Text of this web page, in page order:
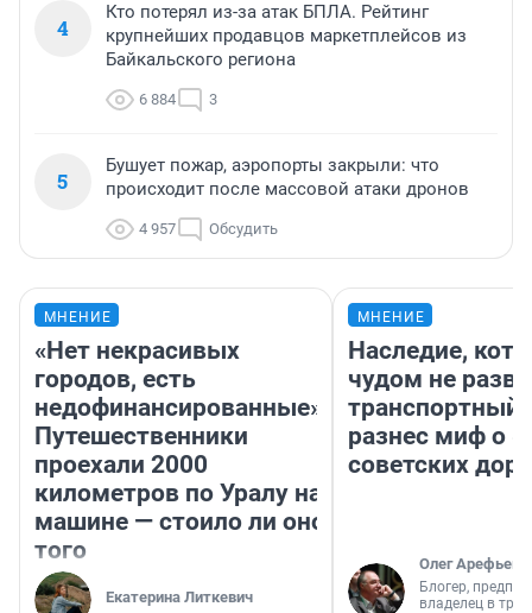
4
Кто потерял из-за атак БПЛА. Рейтинг
крупнейших продавцов маркетплейсов из
Байкальского региона
6 884 3
5
Бушует пожар, аэропорты закрыли: что
происходит после массовой атаки дронов
4 957 Обсудить
МНЕНИЕ
«Нет некрасивых
городов, есть
недофинансированные».
Путешественники
проехали 2000
километров по Уралу на
машине — стоило ли оно
того
Екатерина Литкевич
МНЕНИЕ
Наследие,
чудом не
транспортный
разнес миф о
советских
Олег Арефьев
Блогер,
владелец в